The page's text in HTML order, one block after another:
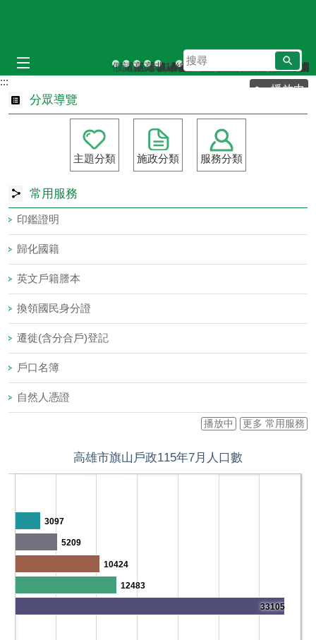
搜
尋
播放中
假電話，真詐騙，請小心偽冒戶政人員
請依居住事實申報遷徙登記，無居住
高雄市結婚拍照主題背板，歡迎多
高雄市各戶政受理「假日預約結
非經當事人委託勿任意冒辦；
100年6月起規費收據電子化
線上申辦戶籍登記五步驟，
112年起成年年齡調降為
進入戶所請自主落實防
:::
分眾導覽
主題分類 施政分類 服務分類
常用服務
印鑑證明
歸化國籍
英文戶籍謄本
換領國民身分證
遷徙(含分合戶)登記
戶口名簿
自然人憑證
播放中 更多 常用服務
高雄市旗山戶政115年7月人口數
33105
12483
10424
5209
3097